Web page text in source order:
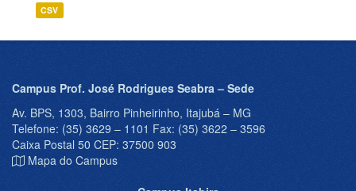
CSV
Campus Prof. José Rodrigues Seabra – Sede
Av. BPS, 1303, Bairro Pinheirinho, Itajubá – MG
Telefone: (35) 3629 – 1101 Fax: (35) 3622 – 3596
Caixa Postal 50 CEP: 37500 903
Mapa do Campus